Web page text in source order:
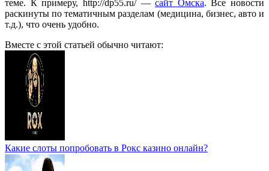
теме. К примеру, http://dp55.ru/ —сайт Омска. Все новости
раскинуты по тематичным разделам (медицина, бизнес, авто и
т.д.), что очень удобно.
Вместе с этой статьей обычно читают:
Какие слоты попробовать в Рокс казино онлайн?